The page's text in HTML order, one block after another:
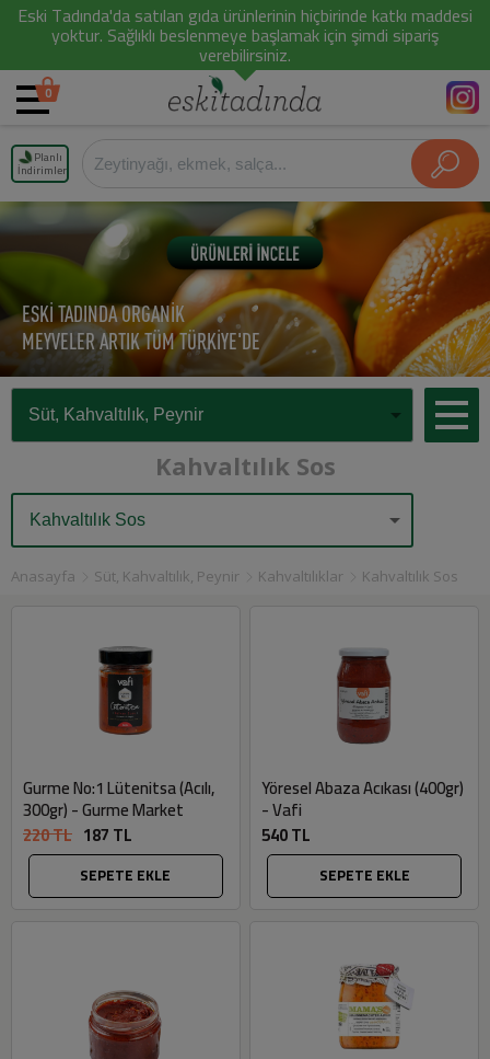
Eski Tadında'da satılan gıda ürünlerinin hiçbirinde katkı maddesi
yoktur. Sağlıklı beslenmeye başlamak için şimdi sipariş
verebilirsiniz.
0
Planlı
İndirimler
ESKİ TADINDA ORGANİK
MEYVELER ARTIK TÜM TÜRKİYE'DE
Kahvaltılık Sos
Anasayfa Süt, Kahvaltılık, Peynir Kahvaltılıklar Kahvaltılık Sos
Gurme No:1 Lütenitsa (Acılı,
300gr) - Gurme Market
220 TL 187 TL
SEPETE EKLE
Yöresel Abaza Acıkası (400gr)
- Vafi
540 TL
SEPETE EKLE